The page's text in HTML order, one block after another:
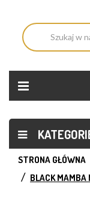
STRONA GŁÓWNA
BLACK MAMBA